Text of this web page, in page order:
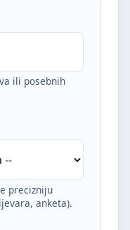
ili posebnih
precizniju
anketa).